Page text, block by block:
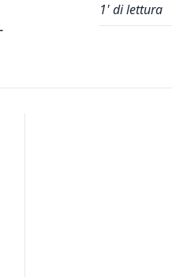
1' di lettura